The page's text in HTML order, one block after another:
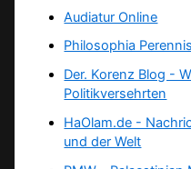
Audiatur Online
Philosophia Perennis
Der. Korenz Blog -
Politikversehrten
HaOlam.de -
und der Welt